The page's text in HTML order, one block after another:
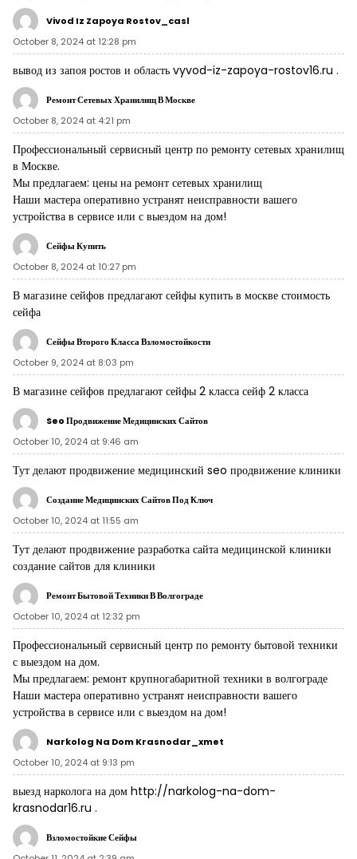
Vivod Iz Zapoya Rostov_casl
October 8, 2024 at 12:28 pm
вывод из запоя ростов и область vyvod-iz-zapoya-rostov16.ru .
Ремонт Сетевых Хранилищ В Москве
October 8, 2024 at 4:21 pm
Профессиональный сервисный центр по ремонту сетевых хранилищ
в Москве.
Мы предлагаем: цены на ремонт сетевых хранилищ
Наши мастера оперативно устранят неисправности вашего
устройства в сервисе или с выездом на дом!
Сейфы Купить
October 8, 2024 at 10:27 pm
В магазине сейфов предлагают сейфы купить в москве стоимость
сейфа
Сейфы Второго Класса Взломостойкости
October 9, 2024 at 8:03 pm
В магазине сейфов предлагают сейфы 2 класса сейф 2 класса
Seo Продвижение Медицинских Сайтов
October 10, 2024 at 9:46 am
Тут делают продвижение медицинский seo продвижение клиники
Создание Медицинских Сайтов Под Ключ
October 10, 2024 at 11:55 am
Тут делают продвижение разработка сайта медицинской клиники
создание сайтов для клиники
Ремонт Бытовой Техники В Волгограде
October 10, 2024 at 12:32 pm
Профессиональный сервисный центр по ремонту бытовой техники
с выездом на дом.
Мы предлагаем: ремонт крупногабаритной техники в волгограде
Наши мастера оперативно устранят неисправности вашего
устройства в сервисе или с выездом на дом!
Narkolog Na Dom Krasnodar_xmet
October 10, 2024 at 9:13 pm
выезд нарколога на дом http://narkolog-na-dom-
krasnodar16.ru .
Взломостойкие Сейфы